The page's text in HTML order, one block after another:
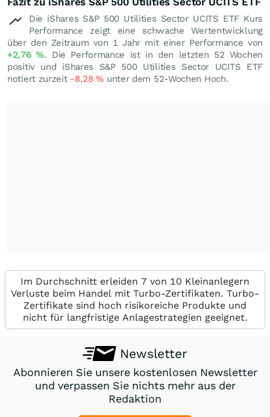
Die iShares S&P 500 Utilities Sector UCITS ETF Kurs
Performance zeigt eine schwache Wertentwicklung
über den Zeitraum von 1 Jahr mit einer Performance von
+2,76 %. Die Performance ist in den letzten 52 Wochen
positiv und iShares S&P 500 Utilities Sector UCITS ETF
notiert zurzeit -8,28% unter dem 52-Wochen Hoch.
Im Durchschnitt erleiden 7 von 10 Kleinanlegern
Verluste beim Handel mit Turbo-Zertifikaten. Turbo-
Zertifikate sind hoch risikoreiche Produkte und
nicht für langfristige Anlagestrategien geeignet.
Newsletter
Abonnieren Sie unsere kostenlosen Newsletter
und verpassen Sie nichts mehr aus der
Redaktion